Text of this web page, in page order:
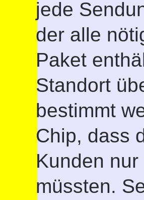
jede
der alle
Paket
Standort
bestimmt
Chip, dass
Kunden
müssten.